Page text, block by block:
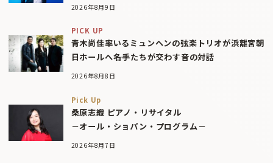
2026年8月9日
PICK UP
青木尚佳率いるミュンヘンの弦楽トリオが浜離宮朝
日ホールへ――名手たちが交わす音の対話
2026年8月8日
Pick Up
桑原志織 ピアノ・リサイタル
－オール・ショパン・プログラム－
2026年8月7日